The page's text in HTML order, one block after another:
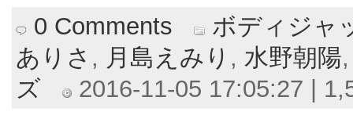
0 Comments
ボディジャ
ありさ , 月島えみり , 水野朝陽
ズ
2016-11-05 17:05:27 |